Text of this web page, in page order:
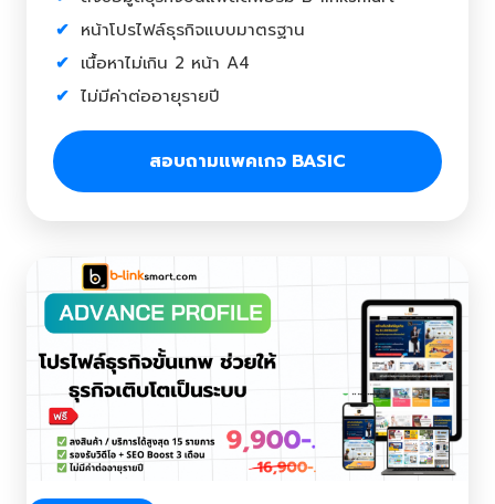
หน้าโปรไฟล์ธุรกิจแบบมาตรฐาน
เนื้อหาไม่เกิน 2 หน้า A4
ไม่มีค่าต่ออายุรายปี
สอบถามแพคเกจ BASIC